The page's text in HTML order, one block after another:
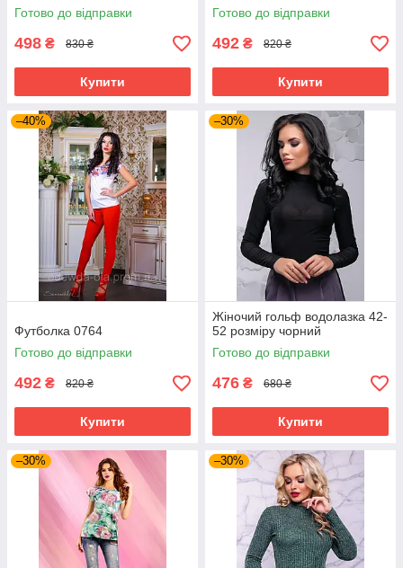
Готово до відправки
498 ₴ 830 ₴
Купити
Готово до відправки
492 ₴ 820 ₴
Купити
–40%
Футболка 0764
Готово до відправки
492 ₴ 820 ₴
Купити
–30%
Жіночий гольф водолазка 42-
52 розміру чорний
Готово до відправки
476 ₴ 680 ₴
Купити
–30% –30%